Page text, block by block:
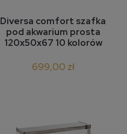
Diversa comfort szafka
pod akwarium prosta
120x50x67 10 kolorów
699,00 zł